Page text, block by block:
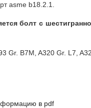
asme b18.2.1.
болт с
Gr. B7M, A320 Gr. L7,
в pdf